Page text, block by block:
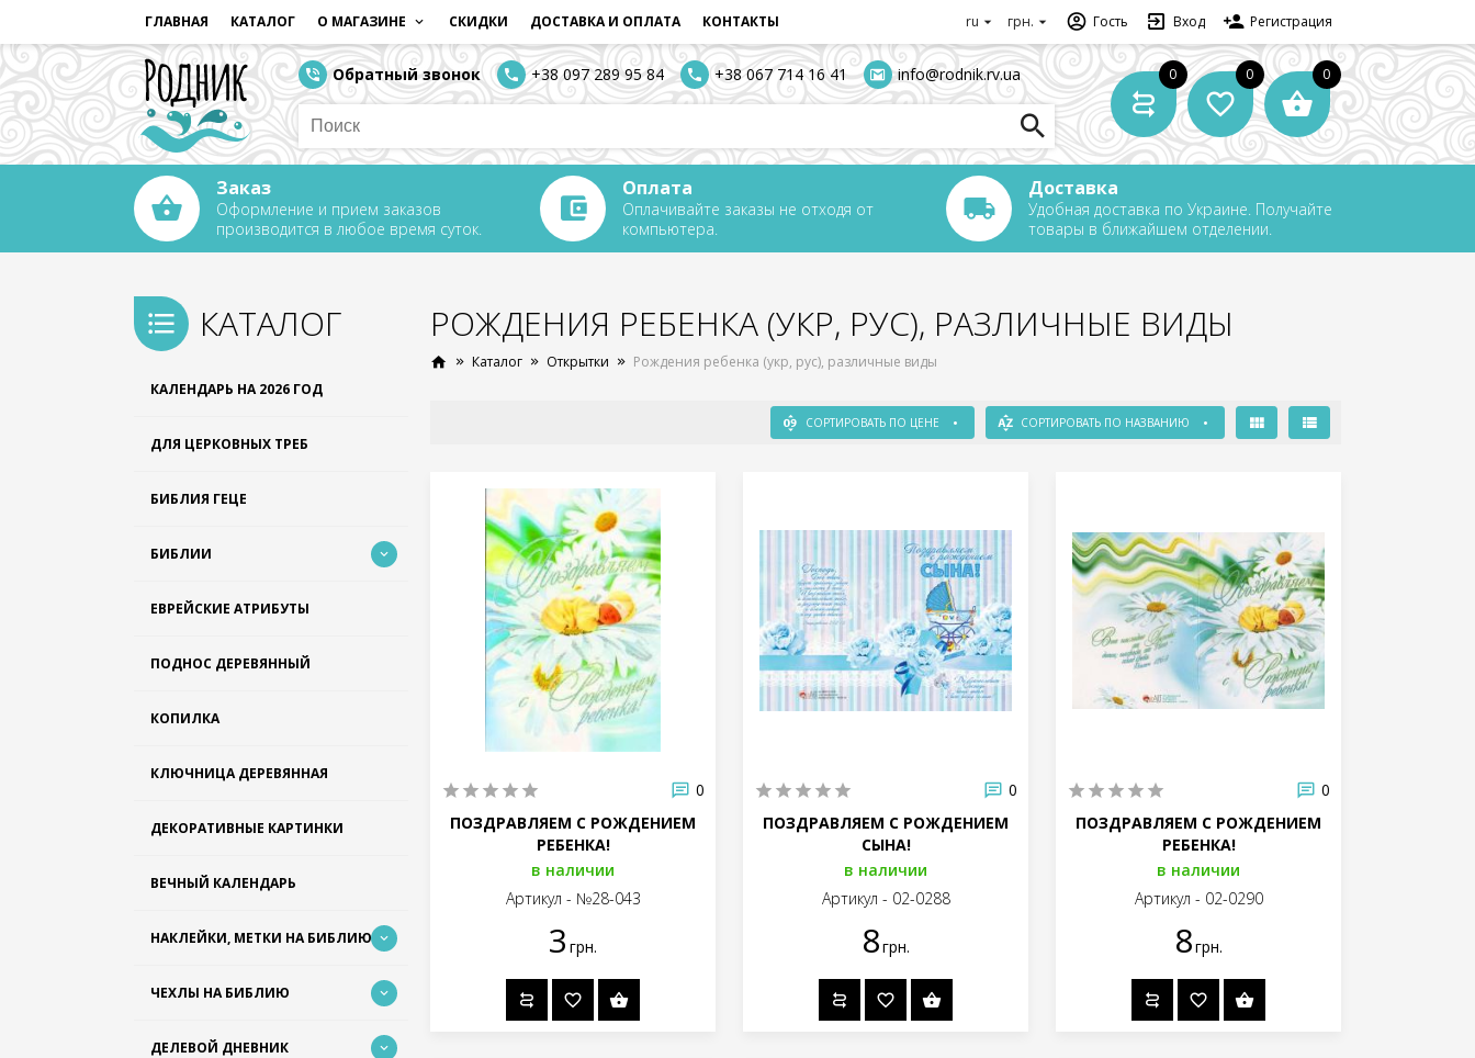
ГЛАВНАЯ КАТАЛОГ О МАГАЗИНЕ СКИДКИ ДОСТАВКА И ОПЛАТА КОНТАКТЫ Гость Вход Регистрация
грн.
ru
Обратный звонок +38 097 289 95 84 +38 067 714 16 41 info@rodnik.rv.ua 0 0 0
Заказ
Оформление и прием заказов
производится в любое время суток.
Оплата
Оплачивайте заказы не отходя от
компьютера.
Доставка
Удобная доставка по Украине. Получайте
товары в ближайшем отделении.
КАТАЛОГ
КАЛЕНДАРЬ НА 2026 ГОД
ДЛЯ ЦЕРКОВНЫХ ТРЕБ
БИБЛИЯ ГЕЦЕ
БИБЛИИ
ЕВРЕЙСКИЕ АТРИБУТЫ
ПОДНОС ДЕРЕВЯННЫЙ
КОПИЛКА
КЛЮЧНИЦА ДЕРЕВЯННАЯ
ДЕКОРАТИВНЫЕ КАРТИНКИ
ВЕЧНЫЙ КАЛЕНДАРЬ
НАКЛЕЙКИ, МЕТКИ НА БИБЛИЮ
ЧЕХЛЫ НА БИБЛИЮ
ДЕЛЕВОЙ ДНЕВНИК
РОЖДЕНИЯ РЕБЕНКА (УКР, РУС), РАЗЛИЧНЫЕ ВИДЫ
Каталог Открытки Рождения ребенка (укр, рус), различные виды
СОРТИРОВАТЬ ПО НАЗВАНИЮ
СОРТИРОВАТЬ ПО ЦЕНЕ
0
ПОЗДРАВЛЯЕМ С РОЖДЕНИЕМ
РЕБЕНКА!
в наличии
Артикул - №28-043
3 грн.
0
ПОЗДРАВЛЯЕМ С РОЖДЕНИЕМ
СЫНА!
в наличии
Артикул - 02-0288
8грн.
0
ПОЗДРАВЛЯЕМ С РОЖДЕНИЕМ
РЕБЕНКА!
в наличии
Артикул - 02-0290
8грн.